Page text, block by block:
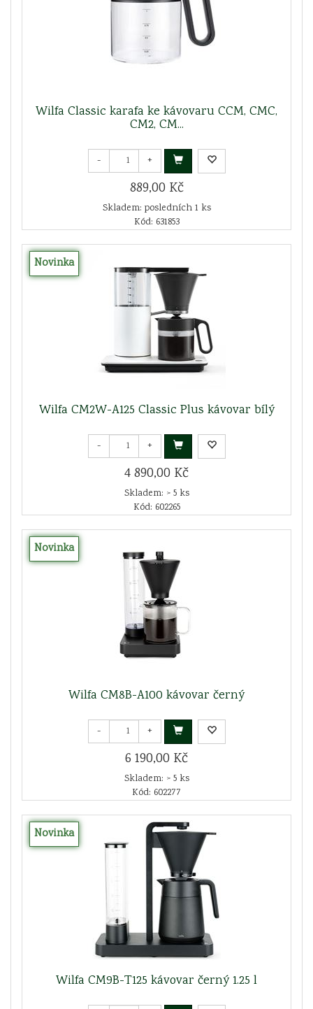
Wilfa Classic karafa ke kávovaru CCM, CMC,
CM2, CM...
- +
889,00 Kč
Skladem: posledních 1 ks
Kód: 631853
Novinka
Wilfa CM2W-A125 Classic Plus kávovar bílý
- +
4 890,00 Kč
Skladem: > 5 ks
Kód: 602265
Novinka
Wilfa CM8B-A100 kávovar černý
- +
6 190,00 Kč
Skladem: > 5 ks
Kód: 602277
Novinka
Wilfa CM9B-T125 kávovar černý 1.25 l